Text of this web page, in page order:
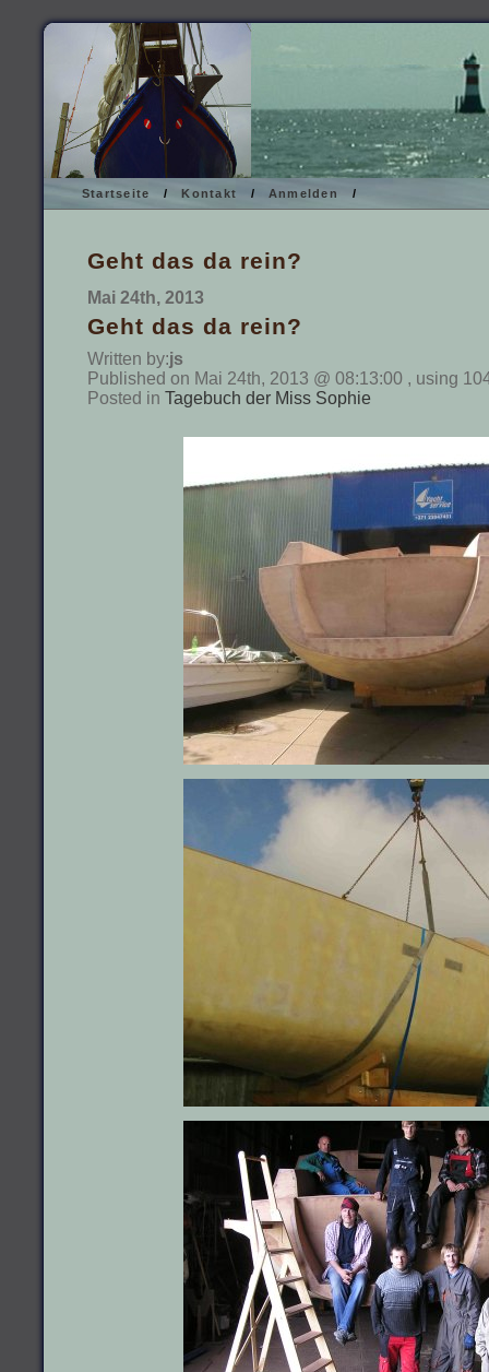
Startseite / Kontakt / Anmelden /
Geht das da rein?
Mai 24th, 2013
Geht das da rein?
Written by:js
Published on Mai 24th, 2013 @ 08:13:00 , using
Posted in Tagebuch der Miss Sophie